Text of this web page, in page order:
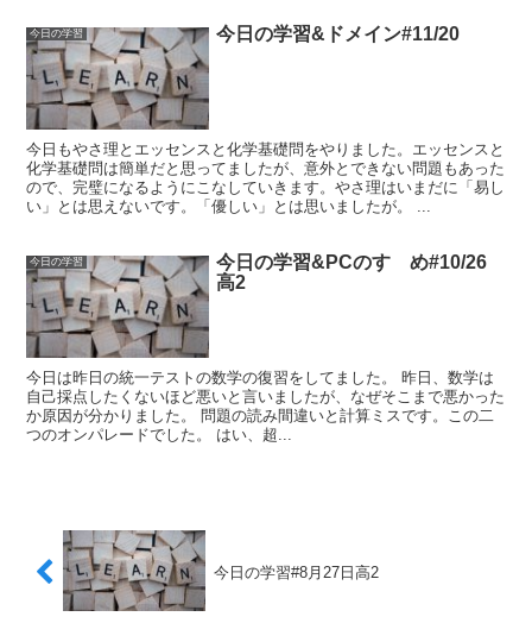
今日の学習 今日の学習&ドメイン#11/20
今日もやさ理とエッセンスと化学基礎問をやりました。エッセンスと
化学基礎問は簡単だと思ってましたが、意外とできない問題もあった
ので、完璧になるようにこなしていきます。やさ理はいまだに「易し
い」とは思えないです。「優しい」とは思いましたが。 ...
今日の学習
今日の学習&PCのすゝめ#10/26
高2
今日は昨日の統一テストの数学の復習をしてました。 昨日、数学は
自己採点したくないほど悪いと言いましたが、なぜそこまで悪かった
か原因が分かりました。 問題の読み間違いと計算ミスです。この二
つのオンパレードでした。 はい、超...
今日の学習#8月27日高2